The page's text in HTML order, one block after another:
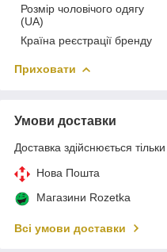
Розмір чоловічого одягу
(UA)
Країна реєстрації бренду
Приховати
Умови доставки
Доставка здійснюється
Нова Пошта
Магазини Rozetka
Всі умови доставки